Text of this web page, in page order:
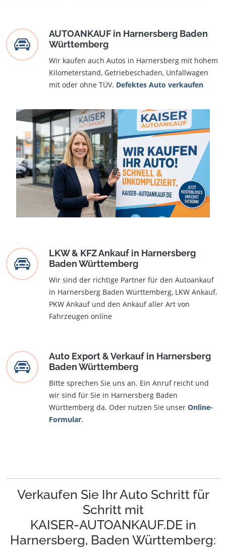
AUTOANKAUF in Harnersberg Baden
Württemberg
Wir kaufen auch Autos in Harnersberg mit hohem
Kilometerstand, Getriebeschaden, Unfallwagen
mit oder ohne TÜV. Defektes Auto verkaufen
LKW & KFZ Ankauf in Harnersberg
Baden Württemberg
Wir sind der richtige Partner für den Autoankauf
in Harnersberg Baden Württemberg, LKW Ankauf,
PKW Ankauf und den Ankauf aller Art von
Fahrzeugen online
Auto Export & Verkauf in Harnersberg
Baden Württemberg
Bitte sprechen Sie uns an. Ein Anruf reicht und
wir sind für Sie in Harnersberg Baden
Württemberg da. Oder nutzen Sie unser Online-
Formular.
Verkaufen Sie Ihr Auto Schritt für
Schritt mit
KAISER-AUTOANKAUF.DE in
Harnersberg, Baden Württemberg: